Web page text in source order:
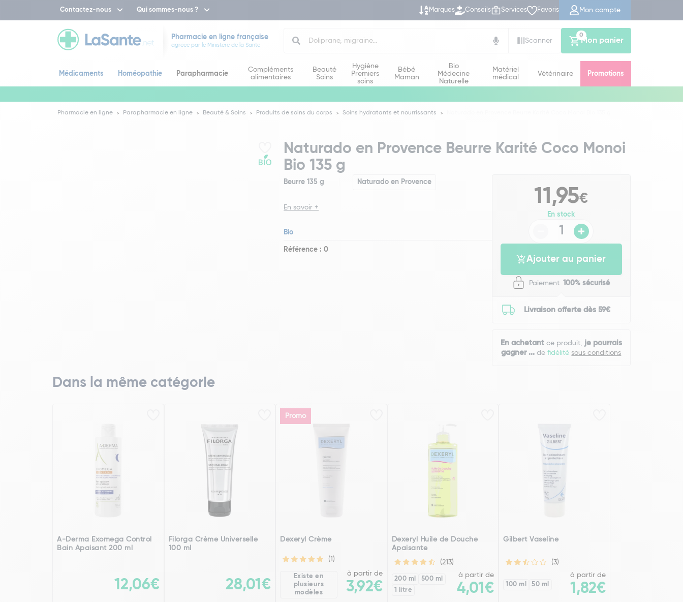
Contactez-nous Qui sommes-nous ? Marques Conseils Services Favoris Mon compte
Pharmacie en ligne française
agréée par le Ministère de la Santé
Scanner
Mon panier
0
Médicaments Homéopathie Parapharmacie
Compléments
alimentaires
Beauté
Soins
Hygiène
Premiers
soins
Bébé
Maman
Bio
Médecine
Naturelle
Matériel
médical
Vétérinaire Promotions
Pharmacie en ligne Parapharmacie en ligne Beauté & Soins Produits de soins du corps Soins hydratants et nourrissants
Naturado en Provence Beurre Karité Coco Monoi
Bio 135 g
Beurre 135 g Naturado en Provence
En savoir +
Bio
Référence : 0
11,95€
En stock
Ajouter au panier
Paiement 100% sécurisé
Livraison offerte dès 59€
En achetantce produit, je pourrais
gagner ... defidélitésous conditions
Dans la même catégorie
A-Derma Exomega Control
Bain Apaisant 200 ml
12,06€
Filorga Crème Universelle
100 ml
28,01€
Promo
Dexeryl Crème
(1)
Existe en
plusieurs
modèles
à partir de
3,92€
Dexeryl Huile de Douche
Apaisante
(213)
200 ml
500 ml
1 litre
à partir de
4,01€
Gilbert Vaseline
(3)
100 ml 50 ml
à partir de
1,82€